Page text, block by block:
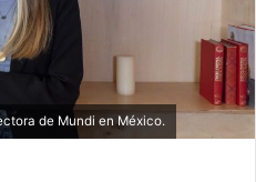
de Mundi en México.